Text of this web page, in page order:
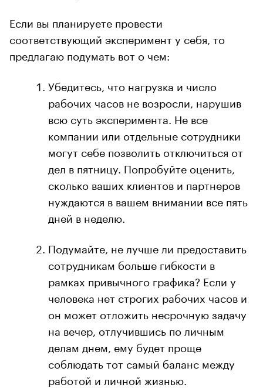
Если вы планируете провести
соответствующий эксперимент у себя, то
предлагаю подумать вот о чем:
Убедитесь, что нагрузка и число
рабочих часов не возросли, нарушив
всю суть эксперимента. Не все
компании или отдельные сотрудники
могут себе позволить отключиться от
дел в пятницу. Попробуйте оценить,
сколько ваших клиентов и партнеров
нуждаются в вашем внимании все пять
дней в неделю.
Подумайте, не лучше ли предоставить
сотрудникам больше гибкости в
рамках привычного графика? Если у
человека нет строгих рабочих часов и
он может отложить несрочную задачу
на вечер, отлучившись по личным
делам днем, ему будет проще
соблюдать тот самый баланс между
работой и личной жизнью.